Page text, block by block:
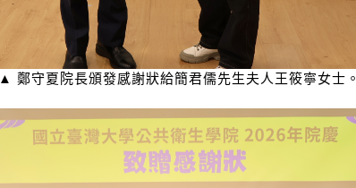
▲ 鄭守夏院長頒發感謝狀給簡君儒先生夫人王筱寧女士。